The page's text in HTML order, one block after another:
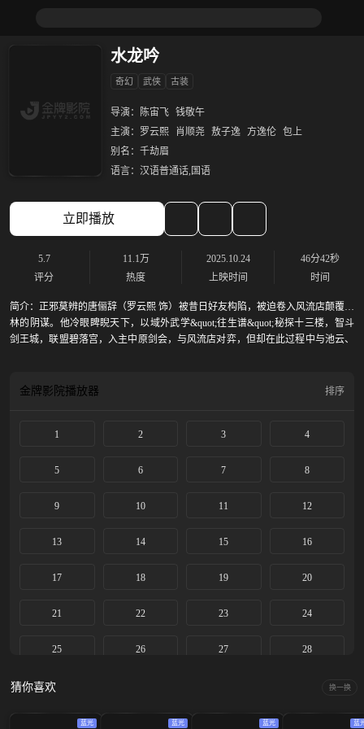
水龙吟
奇幻 武侠 古装
导演： 陈宙飞 钱敬午
主演： 罗云熙 肖顺尧 敖子逸 方逸伦 包上
别名： 千劫眉
语言： 汉语普通话,国语
立即播放
5.7
评分
11.1万
热度
2025.10.24
上映时间
46分42秒
时间
简介：正邪莫辨的唐俪辞（罗云熙 饰）被昔日好友构陷，被迫卷入风流店颠覆武
林的阴谋。他冷眼睥睨天下，以域外武学&quot;往生谱&quot;秘探十三楼，智斗
剑王城，联盟碧落宫，入主中原剑会，与风流店对弈，但却在此过程中与池云、
金牌影院播放器 排序
1 2 3 4
5 6 7 8
9 10 11 12
13 14 15 16
17 18 19 20
21 22 23 24
25 26 27 28
29
猜你喜欢 换一换
蓝光 蓝光 蓝光 蓝